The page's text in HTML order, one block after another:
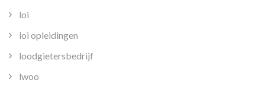
loi
loi opleidingen
loodgietersbedrijf
lwoo